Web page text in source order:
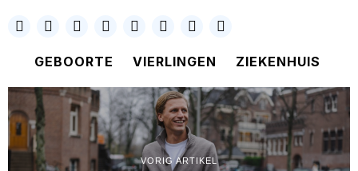
GEBOORTE VIERLINGEN ZIEKENHUIS
VORIG ARTIKEL